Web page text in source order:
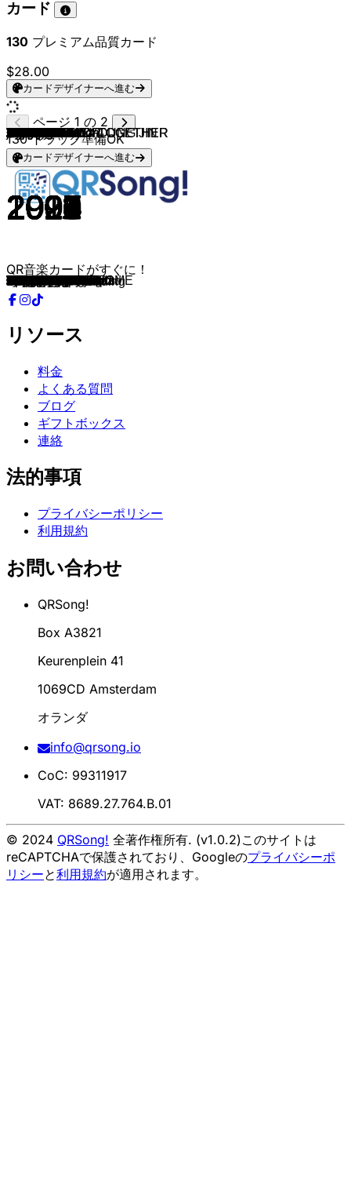
カード
130 プレミアム品質カード
$28.00
カードデザイナーへ進む
NCT & NCT U
2016
The 7th Sense
NCT 127
2017
Cherry Bomb
NCT U
2018
Boss
SEVENTEEN
2015
Adore U
Seventeen
2016
Very Nice
Ateez
2018
Pirate King
Ateez
2019
Say My Name
ATEEZ
2021
WONDERLAND
ATEEZ
2022
Guerrilla
MCND
2024
X10
MCND
2024
Out Louder
MCND
2023
Run
MCND
2023
Pop Star
NewJeans
2024
Bubble Gum
BIGBANG
2024
HOME SWEET HOME
Jennie
2025
like JENNIE
BLACKPINK
2025
JUMP
Ive
2025
Rebel Heart
Babymonster
2024
Drip
Baby V.O.X
1999
Get Up
Fin.K.L
2000
Now
S.E.S.
2002
Just A Feeling
BoA
2002
No.1
SHINHWA
2002
Perfect Man
Jewelry
2008
One More Time
TVXQ!
2004
Hug
Lee Hyori
2003
10 Minutes
TVXQ!
2004
The Way U Are
Rain
2004
It′s Raining
SUPER JUNIOR
2006
U
SS501
2005
Snow Prince
BIGBANG
2006
La La La
SUPER JUNIOR
2007
Don't Don
Girls' Generation
2007
Into the New World
Wonder Girls
2007
Tell Me
BIGBANG
2008
Haru Haru
TVXQ! & YOO YOUNG JIN
2008
MIROTIC
Girls' Generation
2009
Gee
Super Junior
2009
Sorry, Sorry
2NE1
2009
FIRE
miss A
2010
Bad Girl Good Girl
2PM
2009
Heartbeat
BIGBANG
2011
Tonight
2NE1
2011
I Am The Best
Girls' Generation
2011
The Boys
H.O.T.
1996
CANDY
H.O.T.
1997
We are the future
H.O.T.
1998
Hope
H.O.T.
1996
Descent of Warriors
H.O.T.
1997
Full of happiness
H.O.T.
1999
I yah!
H.O.T.
1998
Line Up!
BIGBANG
2007
Lies
Bigbang
2012
Fantastic Baby
BIGBANG
2012
Blue
BIGBANG
2012
Bad Boy
EXO-K
2012
MAMA
EXO
2013
Wolf
EXO
2013
Growl
EXO-K
2014
Overdose
EXO
2015
Call me Baby
EXO
2015
Love me right
EXO
2016
Monster
EXO
2018
Love Shot
Bigbang
2015
Bang Bang Bang
BIGBANG
2015
LOSER
BIGBANG
2018
FLOWER ROAD
BTS
2017
DNA
BTS
2017
Spring Day
Blackpink
2016
Boombayah
Blackpink
2016
Whistle
Blackpink
2019
Kill This Love
TXT
2019
Crown
TXT
2019
Run away
Enhypen
2020
Given-Taken
ENHYPEN
2020
Let Me In
Enhypen
2021
Drunk-Dazed
Enhypen
2021
Fever
ENHYPEN
2022
Blessed-Cursed
ENHYPEN
2022
Future Perfect
Enhypen
2023
Bite Me
BTS
2020
Black Swan
BTS
2021
Butter
Jung Kook
2020
Still With You
Agust D
2023
Haegeum
Jimin
2023
Set Me Free Pt.2
j-hope
2022
MORE
TXT
2020
Can't You See Me?
TOMORROW X TOGETHER
2020
Blue Hour
TXT
2021
LO$ER=LO♡ER
TXT
2022
Good Boy Gone Bad
TOMORROW X TOGETHER
2021
Anti-Romantic
T-ARA
2009
Bo Peep Bo Peep
After School
2010
bang
SISTAR
2011
So Cool
INFINITE
2011
Be Mine
SHINHWA
2002
너의 결혼식 Wedding
Rain
2002
Bad Man
Fly to the Sky
2002
Sea of Love
BoA
2003
Atlantis Princess
ページ 1 の 2
130トラック準備OK
カードデザイナーへ進む
QR音楽カードがすぐに！
リソース
料金
よくある質問
ブログ
ギフトボックス
連絡
法的事項
プライバシーポリシー
利用規約
お問い合わせ
QRSong!
Box A3821
Keurenplein 41
1069CD Amsterdam
オランダ
info@qrsong.io
CoC: 99311917
VAT: 8689.27.764.B.01
© 2024 QRSong! 全著作権所有. (v1.0.2)このサイトは
reCAPTCHAで保護されており、Googleのプライバシーポ
リシーと利用規約が適用されます。